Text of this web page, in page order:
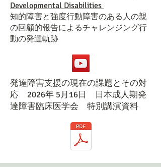
Developmental Disabilities
知的障害と強度行動障害のある人の親
の回顧的報告によるチャレンジング行
動の発達軌跡
発達障害支援の現在の課題とその対
応 2026年 5月16日 日本成人期発
達障害臨床医学会 特別講演資料